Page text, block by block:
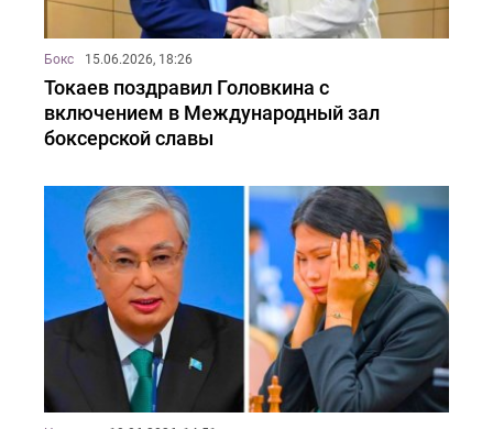
Бокс 15.06.2026, 18:26
Токаев поздравил Головкина с
включением в Международный зал
боксерской славы